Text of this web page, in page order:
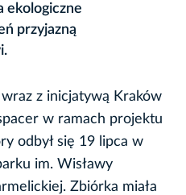
ekologiczne
przyjazną
z inicjatywą Kraków
w ramach projektu
odbył się 19 lipca w
im. Wisławy
Zbiórka miała